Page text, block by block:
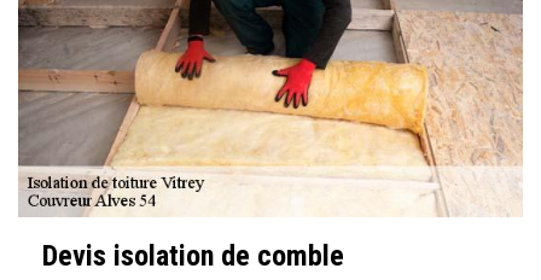
Devis isolation de comble